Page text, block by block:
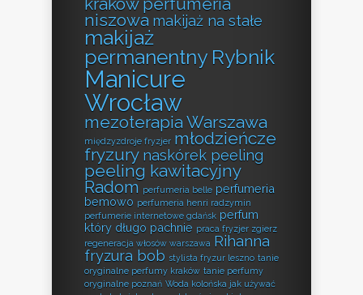
niszowa makijaż na stałe
makijaż
permanentny Rybnik
Manicure
Wrocław
mezoterapia Warszawa
międzyzdroje fryzjer młodzieńcze
fryzury naskórek peeling
peeling kawitacyjny
Radom perfumeria belle perfumeria
bemowo perfumeria henri radzymin
perfumerie internetowe gdańsk perfum
który długo pachnie praca fryzjer zgierz
regeneracja włosów warszawa Rihanna
fryzura bob stylista fryzur leszno tanie
oryginalne perfumy kraków tanie perfumy
oryginalne poznań Woda kolońska jak używać